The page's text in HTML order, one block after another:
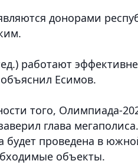
донорами
работают
Есимов.
того, Олимпиада-
глава
проведена в
объекты.